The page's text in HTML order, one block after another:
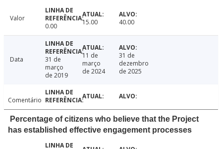
Valor
0.00
15.00 40.00
Data
31 de
março
de 2019
11 de
março
de 2024
31 de
dezembro
de 2025
Comentário
Percentage of citizens who believe that the Project
has established effective engagement processes